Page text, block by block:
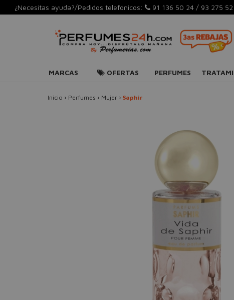
¿Necesitas ayuda?/Pedidos telefónicos: 91 136 50 24 / 93 275
MARCAS OFERTAS PERFUMES
Inicio › Perfumes › Mujer › Saphir